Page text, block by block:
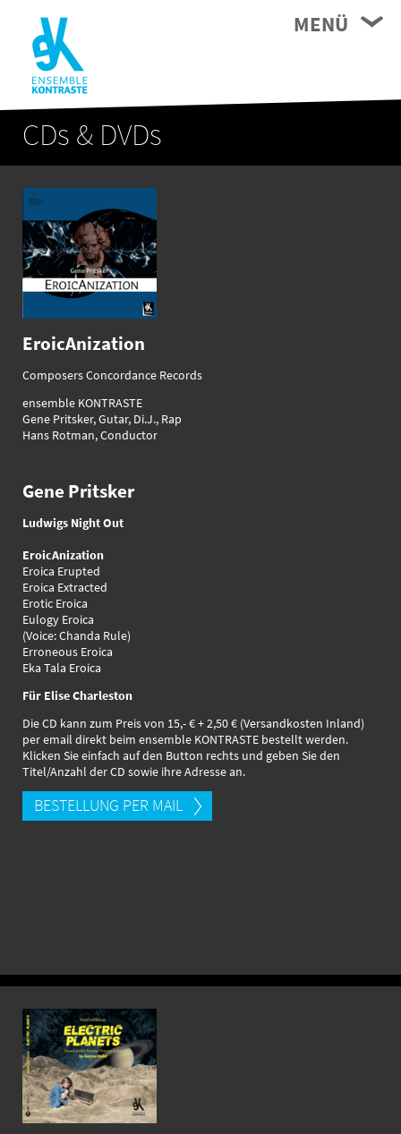
MENÜ
CDs & DVDs
EroicAnization
Composers Concordance Records
ensemble KONTRASTE
Gene Pritsker, Gutar, Di.J., Rap
Hans Rotman, Conductor
Gene Pritsker
Ludwigs Night Out
EroicAnization
Eroica Erupted
Eroica Extracted
Erotic Eroica
Eulogy Eroica
(Voice: Chanda Rule)
Erroneous Eroica
Eka Tala Eroica
Für Elise Charleston
Die CD kann zum Preis von 15,- € + 2,50 € (Versandkosten Inland)
per email direkt beim ensemble KONTRASTE bestellt werden.
Klicken Sie einfach auf den Button rechts und geben Sie den
Titel/Anzahl der CD sowie ihre Adresse an.
BESTELLUNG PER MAIL